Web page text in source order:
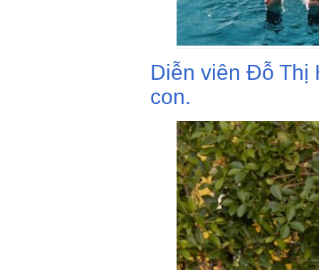
Diễn viên Đỗ Thị
con.